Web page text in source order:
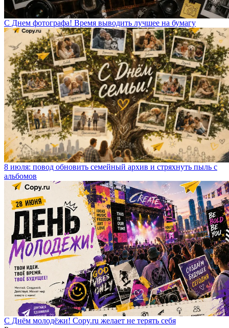
С Днем фотографа! Время выводить лучшее на бумагу
8 июля: повод обновить семейный архив и стряхнуть пыль с
альбомов
С Днём молодёжи! Copy.ru желает не терять себя